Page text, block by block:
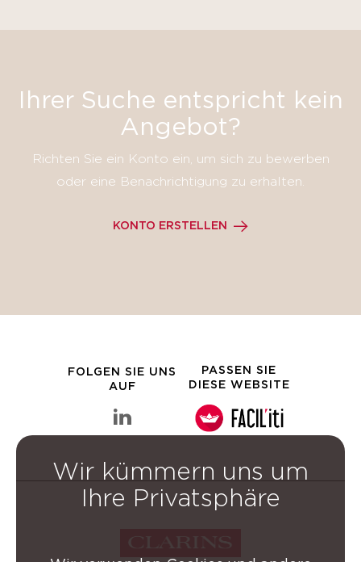
Ihrer Suche entspricht kein
Angebot?
Richten Sie ein Konto ein, um sich zu bewerben
oder eine Benachrichtigung zu erhalten.
KONTO ERSTELLEN
FOLGEN SIE UNS
AUF
linkedin Clarins-Gruppe
PASSEN SIE
DIESE WEBSITE
Wir kümmern uns um
Ihre Privatsphäre